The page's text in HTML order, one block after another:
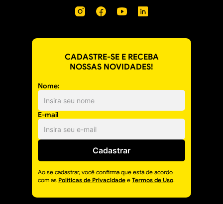
CADASTRE-SE E RECEBA
NOSSAS NOVIDADES!
Nome:
E-mail
Cadastrar
Ao se cadastrar, você confirma que está de acordo
com as Políticas de Privacidade e Termos de Uso.